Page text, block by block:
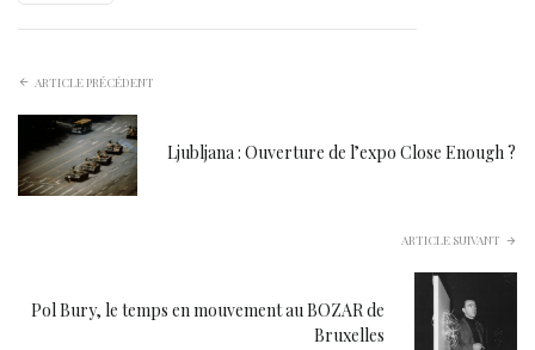
ARTICLE PRÉCÉDENT
Ljubljana : Ouverture de l’expo Close Enough ?
ARTICLE SUIVANT
Pol Bury, le temps en mouvement au BOZAR de
Bruxelles